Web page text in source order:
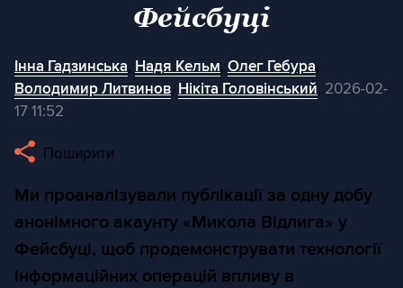
Інна Гадзинська, Надя Кельм, Олег Гебура,
Володимир Литвинов, Нікіта Головінський, 2026-02-
17 11:52
Поширити
Ми проаналізували публікації за одну добу
анонімного акаунту «Микола Відлига» у
Фейсбуці, щоб продемонструвати технології
інформаційних операцій впливу в
Фейсбуці